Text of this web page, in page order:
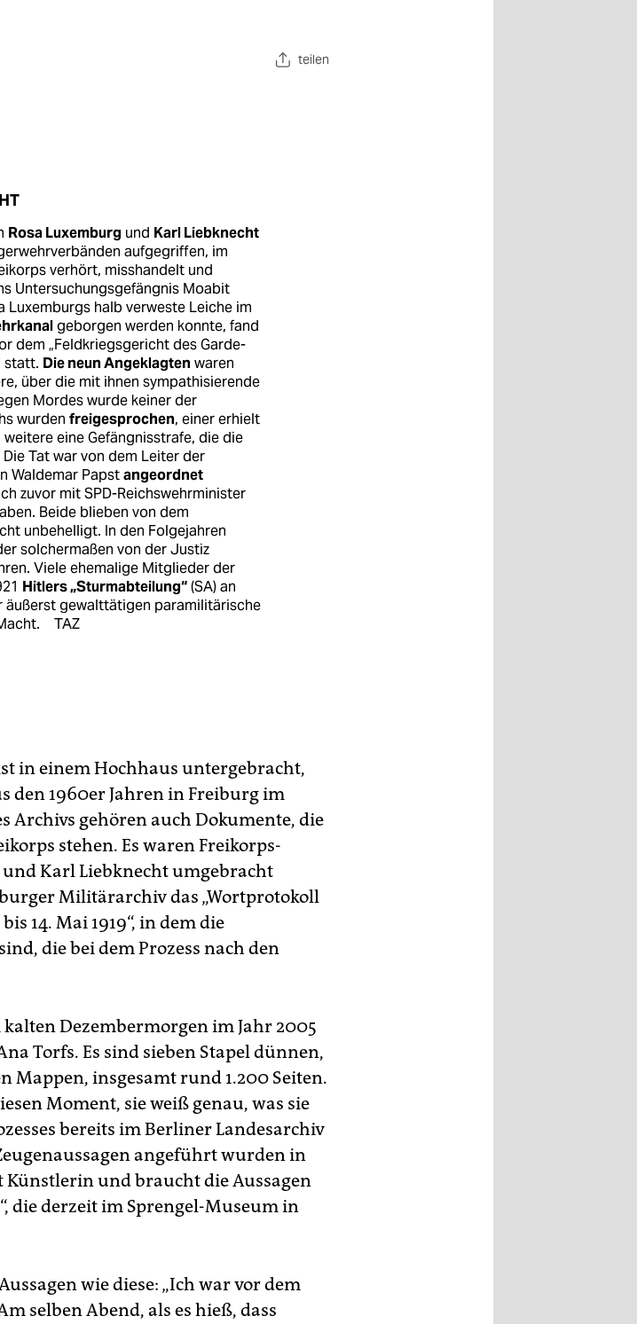
teilen
Rosa Luxemburg und Karl Liebknecht
aufgegriffen, im
verhört, misshandelt und
Untersuchungsgefängnis Moabit
Luxemburgs halb verweste Leiche im
geborgen werden konnte, fand
dem „Feldkriegsgericht des Garde-
statt. Die neun Angeklagtenwaren
über die mit ihnen sympathisierende
Mordes wurde keiner der
wurden freigesprochen, einer erhielt
eine Gefängnisstrafe, die die
Tat war von dem Leiter der
Waldemar Papstangeordnet
zuvor mit SPD-Reichswehrminister
Beide blieben von dem
unbehelligt. In den Folgejahren
solchermaßen von der Justiz
Viele ehemalige Mitglieder der
Hitlers „Sturmabteilung“(SA) an
äußerst gewalttätigen paramilitärische
TAZ
in einem Hochhaus untergebracht,
den 1960er Jahren in Freiburg im
Archivs gehören auch Dokumente, die
stehen. Es waren Freikorps-
Karl Liebknecht umgebracht
Militärarchiv das „Wortprotokoll
14. Mai 1919“, in dem die
die bei dem Prozess nach den
Dezembermorgen im Jahr 2005
Torfs. Es sind sieben Stapel dünnen,
Mappen, insgesamt rund 1.200 Seiten.
Moment, sie weiß genau, was sie
bereits im Berliner Landesarchiv
angeführt wurden in
Künstlerin und braucht die Aussagen
die derzeit im Sprengel-Museum in
wie diese: „Ich war vor dem
selben Abend, als es hieß, dass